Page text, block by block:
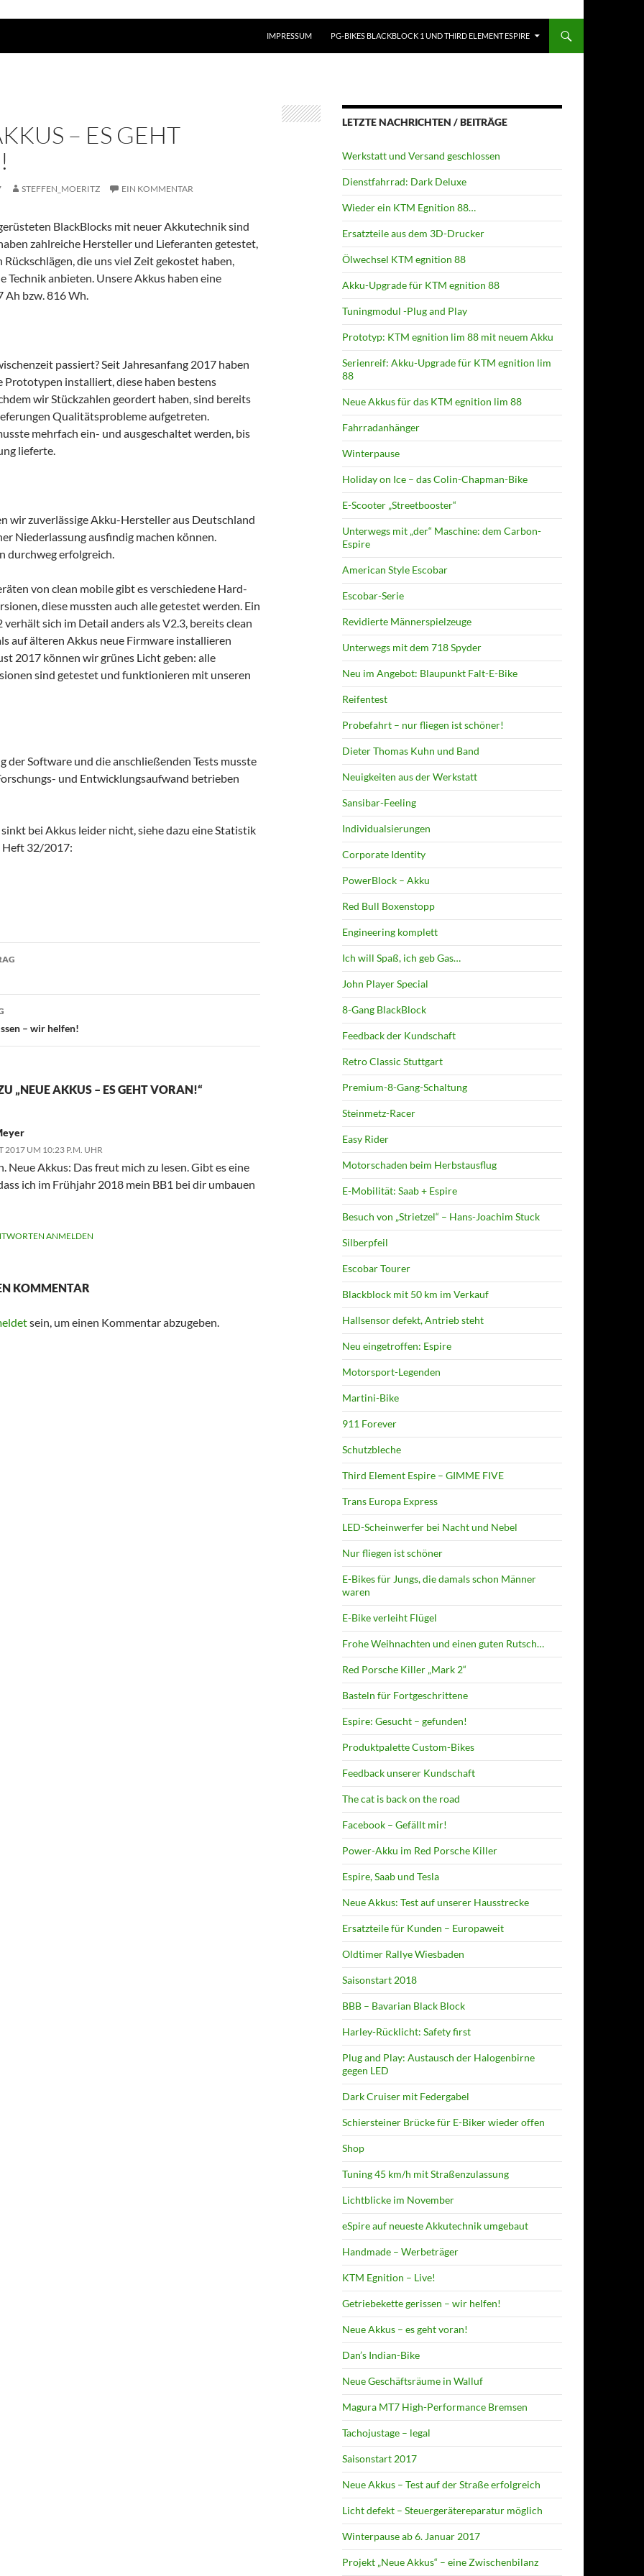
IMPRESSUM
PG-BIKES BLACKBLOCK 1 UND THIRD ELEMENT ESPIRE
– ES GEHT
STEFFEN_MOERITZ EIN KOMMENTAR
BlackBlocks mit neuer Akkutechnik sind
zahlreiche Hersteller und Lieferanten getestet,
Rückschlägen, die uns viel Zeit gekostet haben,
Technik anbieten. Unsere Akkus haben eine
Ah bzw. 816 Wh.
passiert? Seit Jahresanfang 2017 haben
Prototypen installiert, diese haben bestens
wir Stückzahlen geordert haben, sind bereits
Qualitätsprobleme aufgetreten.
mehrfach ein- und ausgeschaltet werden, bis
lieferte.
wir zuverlässige Akku-Hersteller aus Deutschland
Niederlassung ausfindig machen können.
durchweg erfolgreich.
von clean mobile gibt es verschiedene Hard-
diese mussten auch alle getestet werden. Ein
verhält sich im Detail anders als V2.3, bereits clean
auf älteren Akkus neue Firmware installieren
2017 können wir grünes Licht geben: alle
sind getestet und funktionieren mit unseren
der Software und die anschließenden Tests musste
und Entwicklungsaufwand betrieben
bei Akkus leider nicht, siehe dazu eine Statistik
Heft 32/2017:
– wir helfen!
„NEUE AKKUS – ES GEHT VORAN!“
2017 UM 10:23 P.M. UHR
Neue Akkus: Das freut mich zu lesen. Gibt es eine
ich im Frühjahr 2018 mein BB1 bei dir umbauen
ANMELDEN
KOMMENTAR
sein, um einen Kommentar abzugeben.
LETZTE NACHRICHTEN / BEITRÄGE
Werkstatt und Versand geschlossen
Dienstfahrrad: Dark Deluxe
Wieder ein KTM Egnition 88…
Ersatzteile aus dem 3D-Drucker
Ölwechsel KTM egnition 88
Akku-Upgrade für KTM egnition 88
Tuningmodul -Plug and Play
Prototyp: KTM egnition lim 88 mit neuem Akku
Serienreif: Akku-Upgrade für KTM egnition lim
88
Neue Akkus für das KTM egnition lim 88
Fahrradanhänger
Winterpause
Holiday on Ice – das Colin-Chapman-Bike
E-Scooter „Streetbooster“
Unterwegs mit „der“ Maschine: dem Carbon-
Espire
American Style Escobar
Escobar-Serie
Revidierte Männerspielzeuge
Unterwegs mit dem 718 Spyder
Neu im Angebot: Blaupunkt Falt-E-Bike
Reifentest
Probefahrt – nur fliegen ist schöner!
Dieter Thomas Kuhn und Band
Neuigkeiten aus der Werkstatt
Sansibar-Feeling
Individualsierungen
Corporate Identity
PowerBlock – Akku
Red Bull Boxenstopp
Engineering komplett
Ich will Spaß, ich geb Gas…
John Player Special
8-Gang BlackBlock
Feedback der Kundschaft
Retro Classic Stuttgart
Premium-8-Gang-Schaltung
Steinmetz-Racer
Easy Rider
Motorschaden beim Herbstausflug
E-Mobilität: Saab + Espire
Besuch von „Strietzel“ – Hans-Joachim Stuck
Silberpfeil
Escobar Tourer
Blackblock mit 50 km im Verkauf
Hallsensor defekt, Antrieb steht
Neu eingetroffen: Espire
Motorsport-Legenden
Martini-Bike
911 Forever
Schutzbleche
Third Element Espire – GIMME FIVE
Trans Europa Express
LED-Scheinwerfer bei Nacht und Nebel
Nur fliegen ist schöner
E-Bikes für Jungs, die damals schon Männer
waren
E-Bike verleiht Flügel
Frohe Weihnachten und einen guten Rutsch…
Red Porsche Killer „Mark 2“
Basteln für Fortgeschrittene
Espire: Gesucht – gefunden!
Produktpalette Custom-Bikes
Feedback unserer Kundschaft
The cat is back on the road
Facebook – Gefällt mir!
Power-Akku im Red Porsche Killer
Espire, Saab und Tesla
Neue Akkus: Test auf unserer Hausstrecke
Ersatzteile für Kunden – Europaweit
Oldtimer Rallye Wiesbaden
Saisonstart 2018
BBB – Bavarian Black Block
Harley-Rücklicht: Safety first
Plug and Play: Austausch der Halogenbirne
gegen LED
Dark Cruiser mit Federgabel
Schiersteiner Brücke für E-Biker wieder offen
Shop
Tuning 45 km/h mit Straßenzulassung
Lichtblicke im November
eSpire auf neueste Akkutechnik umgebaut
Handmade – Werbeträger
KTM Egnition – Live!
Getriebekette gerissen – wir helfen!
Neue Akkus – es geht voran!
Dan’s Indian-Bike
Neue Geschäftsräume in Walluf
Magura MT7 High-Performance Bremsen
Tachojustage – legal
Saisonstart 2017
Neue Akkus – Test auf der Straße erfolgreich
Licht defekt – Steuergerätereparatur möglich
Winterpause ab 6. Januar 2017
Projekt „Neue Akkus“ – eine Zwischenbilanz